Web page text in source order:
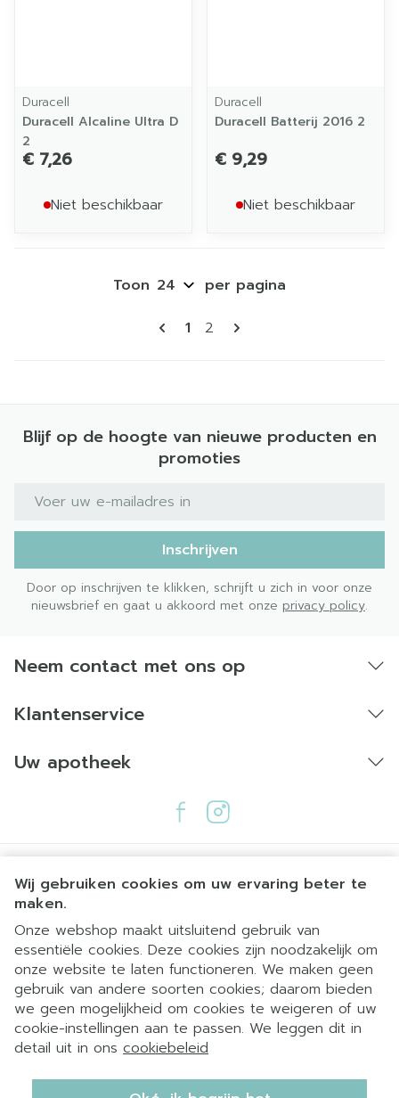
Wij gebruiken cookies om uw ervaring beter te
maken.
Onze webshop maakt uitsluitend gebruik van
essentiële cookies. Deze cookies zijn noodzakelijk om
onze website te laten functioneren. We maken geen
gebruik van andere soorten cookies; daarom bieden
we geen mogelijkheid om cookies te weigeren of uw
cookie-instellingen aan te passen. We leggen dit in
detail uit in ons cookiebeleid
Duracell
Duracell Alcaline Ultra D
2
€ 7,26
Niet beschikbaar
Duracell
Duracell Batterij 2016 2
€ 9,29
Niet beschikbaar
Pagina's
U lees momenteel pagina
1 Pagina
2
Toon per pagina
Blijf op de hoogte van nieuwe producten en
promoties
E-mail adres
Inschrijven
Door op inschrijven te klikken, schrijft u zich in voor onze
nieuwsbrief en gaat u akkoord met onze privacy policy.
Neem contact met ons op
Klantenservice
Uw apotheek
Juridische links